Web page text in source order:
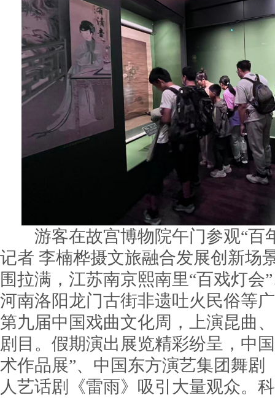
游客在故宫博物院午门参观“百
记者 李楠桦摄文旅融合发展创新场
围拉满，江苏南京熙南里“百戏灯会
河南洛阳龙门古街非遗吐火民俗等
第九届中国戏曲文化周，上演昆曲
剧目。假期演出展览精彩纷呈，中
术作品展”、中国东方演艺集团舞剧
人艺话剧《雷雨》吸引大量观众。